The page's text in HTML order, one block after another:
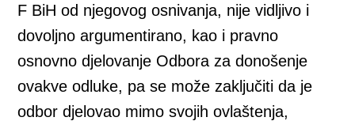
F BiH od njegovog osnivanja, nije vidljivo i
dovoljno argumentirano, kao i pravno
osnovno djelovanje Odbora za donošenje
ovakve odluke, pa se može zaključiti da je
odbor djelovao mimo svojih ovlaštenja,